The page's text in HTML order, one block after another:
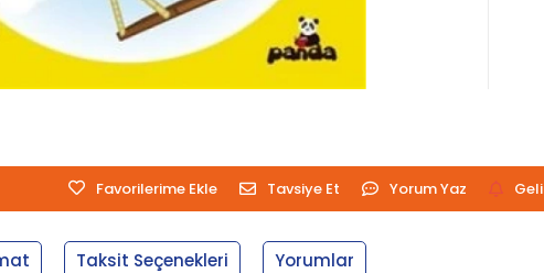
Favorilerime Ekle Tavsiye Et Yorum Yaz
Taksit Seçenekleri Yorumlar